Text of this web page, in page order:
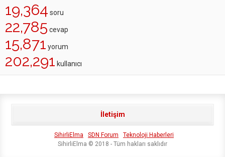
19,364 soru
22,785 cevap
15,871 yorum
202,291 kullanıcı
İletişim
SihirliElma SDN Forum
Teknoloji Haberleri
SihirliElma © 2018 - Tüm hakları saklıdır